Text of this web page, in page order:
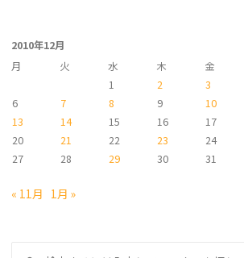
ブ
2010年12月
月
火 水 木 金
1
2 3
6
7 8 9 10
13
14 15 16 17
20
21 22 23 24
27
28 29 30 31
« 11月 1月 »